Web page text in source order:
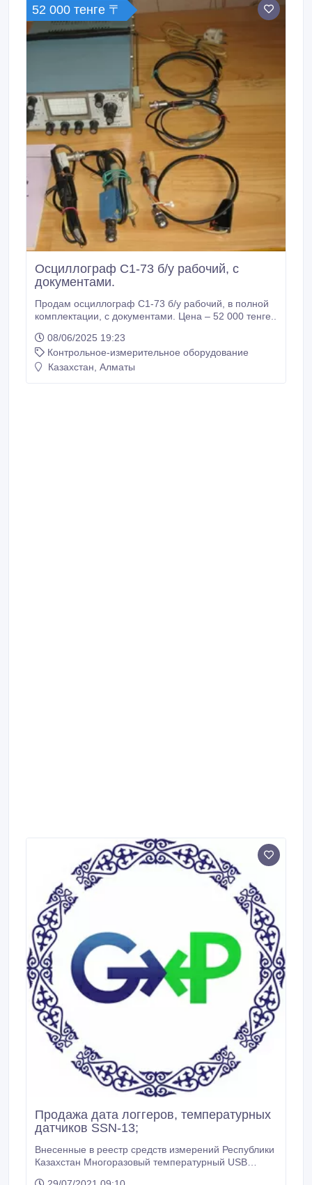
52 000 тенге 〒
Осциллограф С1-73 б/у рабочий, с
документами.
Продам осциллограф С1-73 б/у рабочий, в полной
комплектации, с документами. Цена – 52 000 тенге..
08/06/2025 19:23
Контрольное-измерительное оборудование
Казахстан, Алматы
Продажа дата логгеров, температурных
датчиков SSN-13;
Внесенные в реестр средств измерений Республики
Казахстан Многоразовый температурный USB